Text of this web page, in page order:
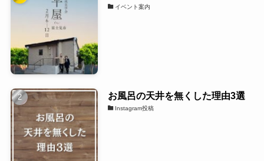
イベント案内
お風呂の天井を無くした理由3選
Instagram投稿